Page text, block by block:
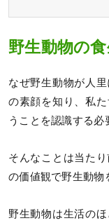
野生動物の
なぜ野生動物が人
の素顔を知り、私
うことを認識する必
そんなことは当た
の価値観で野生動物
野生動物は生活の